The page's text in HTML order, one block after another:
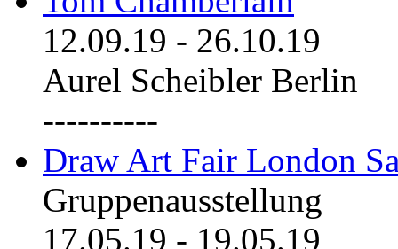
12.09.19 - 26.10.19
Aurel Scheibler Berlin
----------
Draw Art Fair London
Gruppenausstellung
17.05.19 - 19.05.19